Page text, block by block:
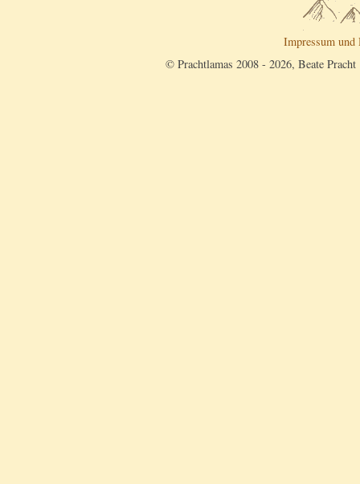
Impressum und
© Prachtlamas 2008 - 2026, Beate Pracht